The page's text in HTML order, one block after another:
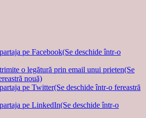
pe Facebook(Se deschide într-o
o legătură prin email unui prieten(Se
nouă)
pe Twitter(Se deschide într-o fereastră
pe LinkedIn(Se deschide într-o